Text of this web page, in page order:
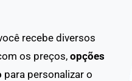
recebe diversos
os preços, opções
para personalizar o